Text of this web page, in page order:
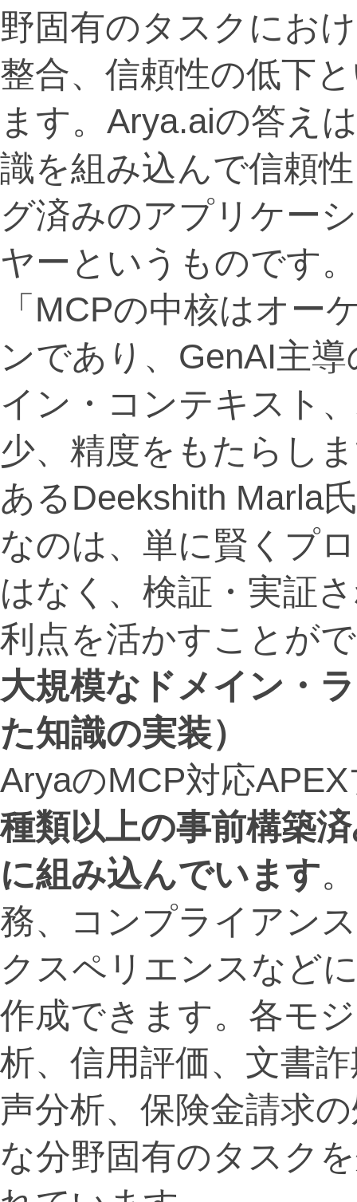
野固有のタスクにお
整合、信頼性の低下
ます。Arya.aiの答え
識を組み込んで信頼
グ済みのアプリケー
ヤーというものです。
「MCPの中核はオー
ンであり、GenAI主
イン・コンテキスト
少、精度をもたらし
あるDeekshith Marla
なのは、単に賢くプ
はなく、検証・実証
利点を活かすことが
大規模なドメイン・
た知識の実装）
AryaのMCP対応
種類以上の事前構築
に組み込んでいます
務、コンプライアン
クスペリエンスなど
作成できます。各モ
析、信用評価、文書
声分析、保険金請求
な分野固有のタスク